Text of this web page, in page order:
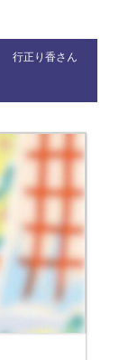
行正り香さん